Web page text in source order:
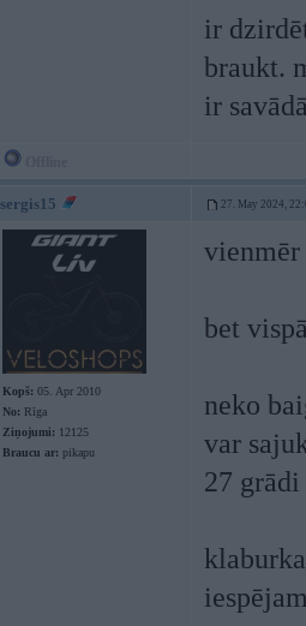
ir
braukt.
ir
sergis15 27. May 2024,
Kopš: 05. Apr 2010
No: Rīga
Ziņojumi: 12125
Braucu ar: pikapu
bet
neko
var
27